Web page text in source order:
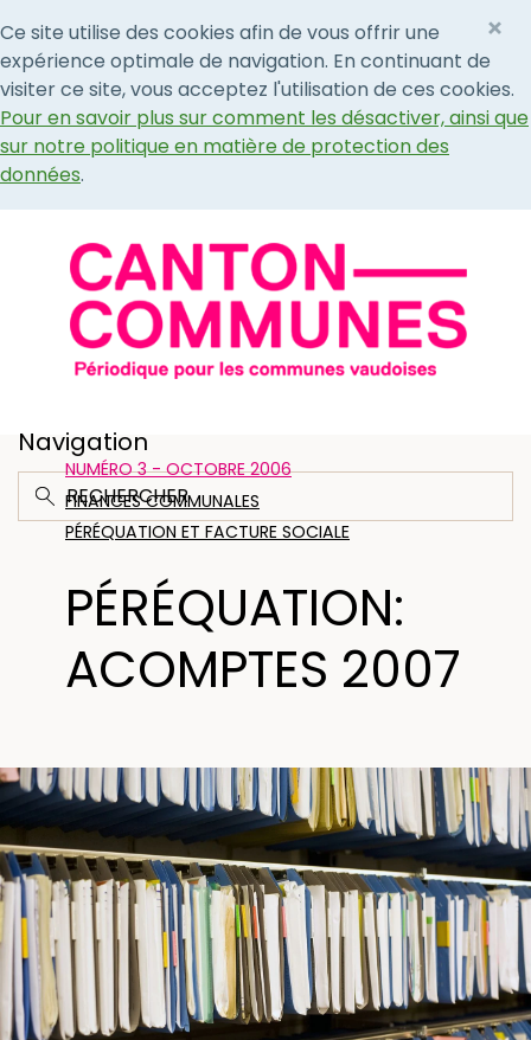
Ce site utilise des cookies afin de vous offrir une
expérience optimale de navigation. En continuant de
visiter ce site, vous acceptez l'utilisation de ces cookies.
Pour en savoir plus sur comment les désactiver, ainsi que
sur notre politique en matière de protection des
données.
×
Navigation
NUMÉRO 3 - OCTOBRE 2006
FINANCES COMMUNALES
PÉRÉQUATION ET FACTURE SOCIALE
PÉRÉQUATION:
ACOMPTES 2007